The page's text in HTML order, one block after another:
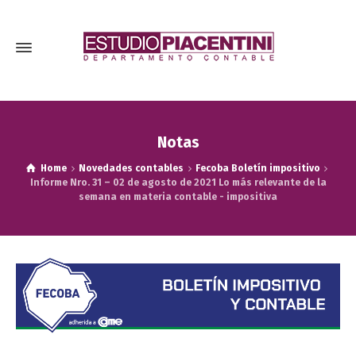
Notas
Home Novedades contables
Fecoba Boletín impositivo
Informe Nro. 31 – 02 de agosto de 2021 Lo más relevante de la
semana en materia contable - impositiva